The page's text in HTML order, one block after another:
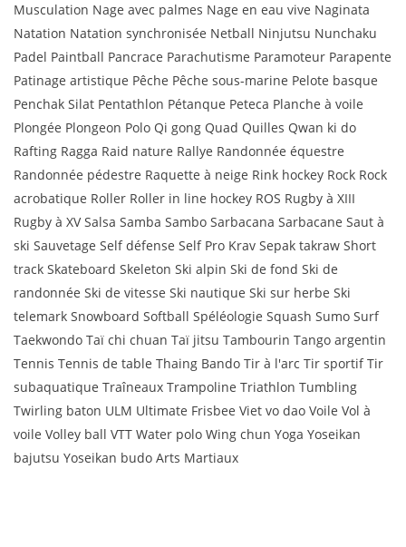
Musculation Nage avec palmes Nage en eau vive Naginata
Natation Natation synchronisée Netball Ninjutsu Nunchaku
Padel Paintball Pancrace Parachutisme Paramoteur Parapente
Patinage artistique Pêche Pêche sous-marine Pelote basque
Penchak Silat Pentathlon Pétanque Peteca Planche à voile
Plongée Plongeon Polo Qi gong Quad Quilles Qwan ki do
Rafting Ragga Raid nature Rallye Randonnée équestre
Randonnée pédestre Raquette à neige Rink hockey Rock Rock
acrobatique Roller Roller in line hockey ROS Rugby à XIII
Rugby à XV Salsa Samba Sambo Sarbacana Sarbacane Saut à
ski Sauvetage Self défense Self Pro Krav Sepak takraw Short
track Skateboard Skeleton Ski alpin Ski de fond Ski de
randonnée Ski de vitesse Ski nautique Ski sur herbe Ski
telemark Snowboard Softball Spéléologie Squash Sumo Surf
Taekwondo Taï chi chuan Taï jitsu Tambourin Tango argentin
Tennis Tennis de table Thaing Bando Tir à l'arc Tir sportif Tir
subaquatique Traîneaux Trampoline Triathlon Tumbling
Twirling baton ULM Ultimate Frisbee Viet vo dao Voile Vol à
voile Volley ball VTT Water polo Wing chun Yoga Yoseikan
bajutsu Yoseikan budo Arts Martiaux